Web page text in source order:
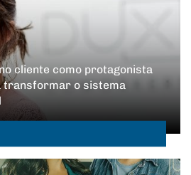
cliente como protagonista
transformar o sistema